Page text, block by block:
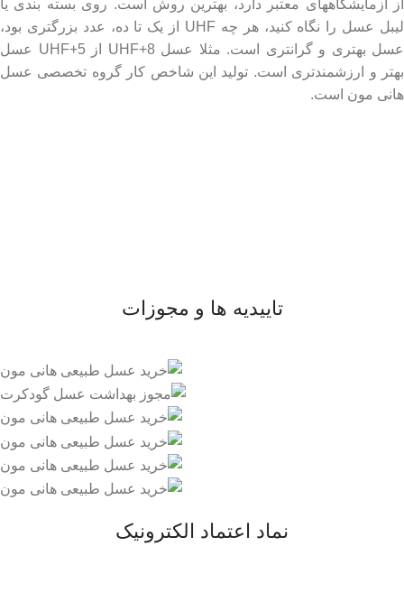
از آزمایشگاههای معتبر دارد، بهترین روش است. روی بسته بندی یا
لیبل عسل را نگاه کنید، هر چه UHF از یک تا ده، عدد بزرگتری بود،
عسل بهتری و گرانتری است. مثلا عسل UHF+8 از UHF+5 عسل
بهتر و ارزشمندتری است. تولید این شاخص کار گروه تخصصی عسل
هانی مون است.
تاییدیه ها و مجوزات
نماد اعتماد الکترونیک